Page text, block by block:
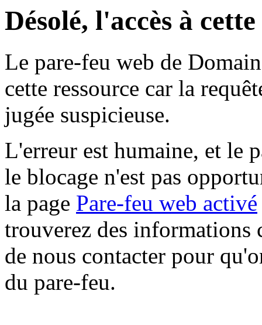
Désolé, l'accès à
Le pare-feu web de
cette ressource car la
jugée suspicieuse.
L'erreur est humaine, et le
le blocage n'est pas
la page Pare-feu web activé
trouverez des informations
de nous contacter pour
du pare-feu.